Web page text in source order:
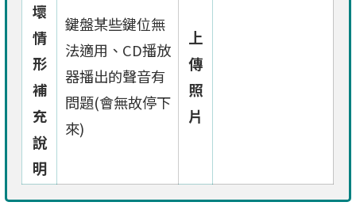
壞
情
形
補
充
說
明
鍵盤某些鍵位無
法適用、CD播放
器播出的聲音有
問題(會無故停下
來)
上
傳
照
片